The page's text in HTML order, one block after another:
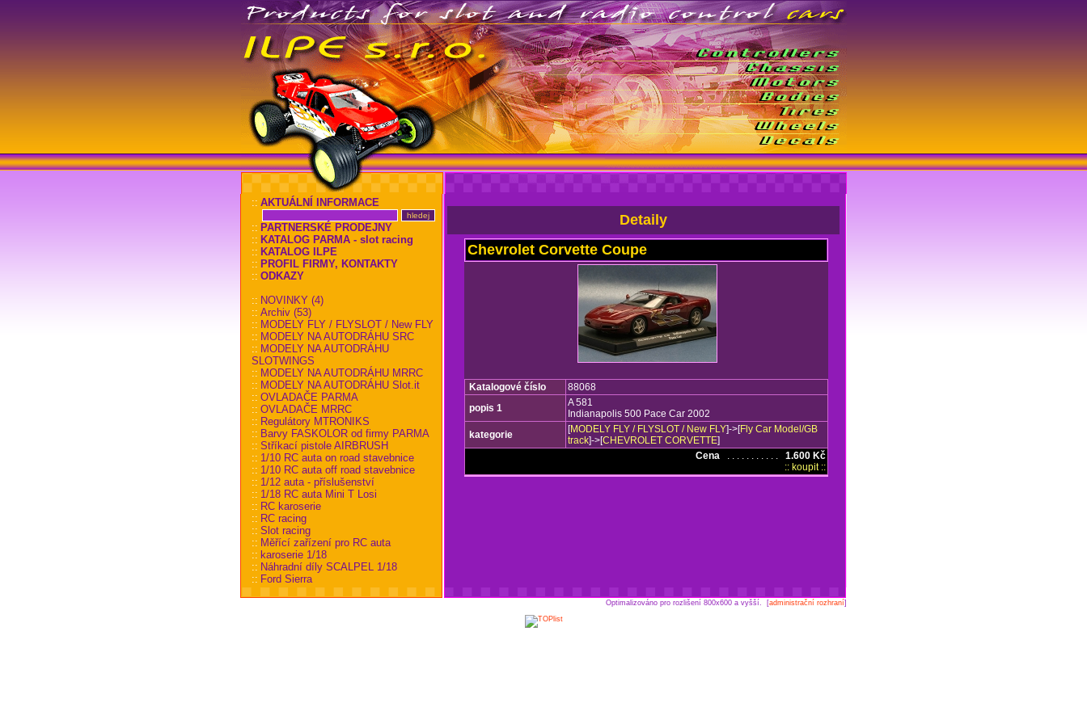
:: AKTUÁLNÍ INFORMACE
:: PARTNERSKÉ PRODEJNY
:: KATALOG PARMA - slot racing
:: KATALOG ILPE
:: PROFIL FIRMY, KONTAKTY
:: ODKAZY
:: NOVINKY (4)
:: Archiv (53)
:: MODELY FLY / FLYSLOT / New FLY
:: MODELY NA AUTODRÁHU SRC
:: MODELY NA AUTODRÁHU
SLOTWINGS
:: MODELY NA AUTODRÁHU MRRC
:: MODELY NA AUTODRÁHU Slot.it
:: OVLADAČE PARMA
:: OVLADAČE MRRC
:: Regulátory MTRONIKS
:: Barvy FASKOLOR od firmy PARMA
:: Stříkací pistole AIRBRUSH
:: 1/10 RC auta on road stavebnice
:: 1/10 RC auta off road stavebnice
:: 1/12 auta - příslušenství
:: 1/18 RC auta Mini T Losi
:: RC karoserie
:: RC racing
:: Slot racing
:: Měřící zařízení pro RC auta
:: karoserie 1/18
:: Náhradní díly SCALPEL 1/18
:: Ford Sierra
Detaily
Chevrolet Corvette Coupe
Katalogové číslo
88068
popis 1
A 581
Indianapolis 500 Pace Car 2002
kategorie
[MODELY FLY / FLYSLOT / New FLY]->[Fly Car Model/GB
track]->[CHEVROLET CORVETTE]
Cena . . . . . . . . . . . 1.600 Kč
:: koupit ::
Optimalizováno pro rozlišení 800x600 a vyšší. [administrační rozhraní]